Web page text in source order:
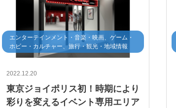
エンターテインメント・音楽・映画、ゲーム・
ホビー・カルチャー、旅行・観光・地域情報
2022.12.20
東京ジョイポリス初！時期により
彩りを変えるイベント専用エリア